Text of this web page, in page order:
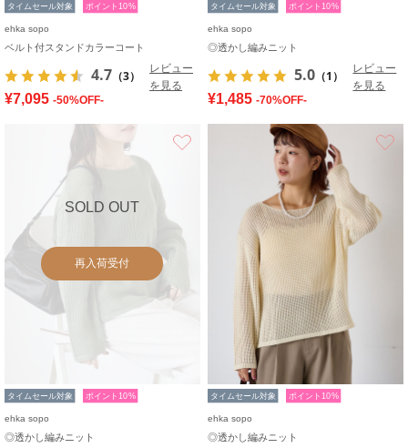
タイムセール対象 ポイント10%
ehka sopo
ベルト付スタンドカラーコート
4.7 （3）
レビュー
を見る
¥7,095 -50%OFF-
タイムセール対象 ポイント10%
ehka sopo
◎透かし編みニット
5.0 （1）
レビュー
を見る
¥1,485 -70%OFF-
SOLD OUT
再入荷受付
タイムセール対象 ポイント10%
ehka sopo
◎透かし編みニット
タイムセール対象 ポイント10%
ehka sopo
◎透かし編みニット